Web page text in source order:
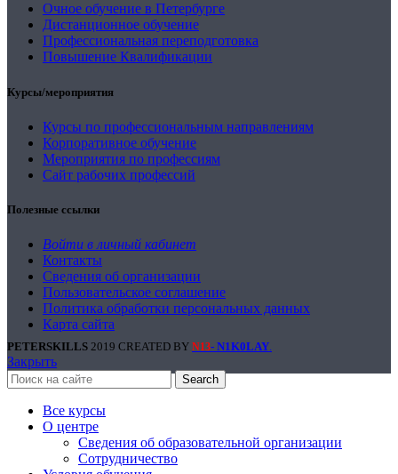
Очное обучение в Петербурге
Дистанционное обучение
Профессиональная переподготовка
Повышение Квалификации
Курсы/мероприятия
Курсы по профессиональным направлениям
Корпоративное обучение
Мероприятия по профессиям
Сайт рабочих профессий
Полезные ссылки
Войти в личный кабинет
Контакты
Сведения об организации
Пользовательское соглашение
Политика обработки персональных данных
Карта сайта
PETERSKILLS 2019 CREATED BY N13- N1K0LAY.
Закрыть
Search
Все курсы
О центре
Сведения об образовательной организации
Сотрудничество